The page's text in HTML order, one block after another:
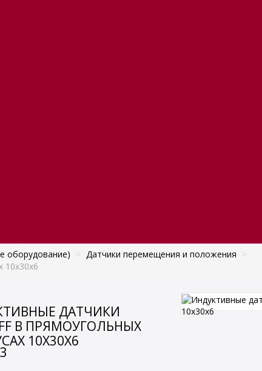
оборудование) > Датчики перемещения и положения >
10x30x6
ДАТЧИКИ
В ПРЯМОУГОЛЬНЫХ
10X30X6